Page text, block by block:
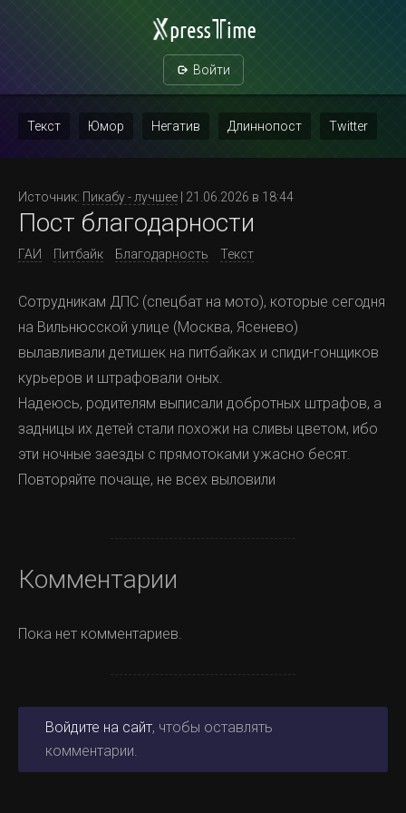
Войти
Текст Юмор Негатив Длиннопост Twitter
Повтор
Источник: Пикабу - лучшее | 21.06.2026 в 18:44
Пост благодарности
ГАИ Питбайк Благодарность Текст
Сотрудникам ДПС (спецбат на мото), которые сегодня
на Вильнюсской улице (Москва, Ясенево)
вылавливали детишек на питбайках и спиди-гонщиков
курьеров и штрафовали оных.
Надеюсь, родителям выписали добротных штрафов, а
задницы их детей стали похожи на сливы цветом, ибо
эти ночные заезды с прямотоками ужасно бесят.
Повторяйте почаще, не всех выловили
Комментарии
Пока нет комментариев.
Войдите на сайт, чтобы оставлять
комментарии.